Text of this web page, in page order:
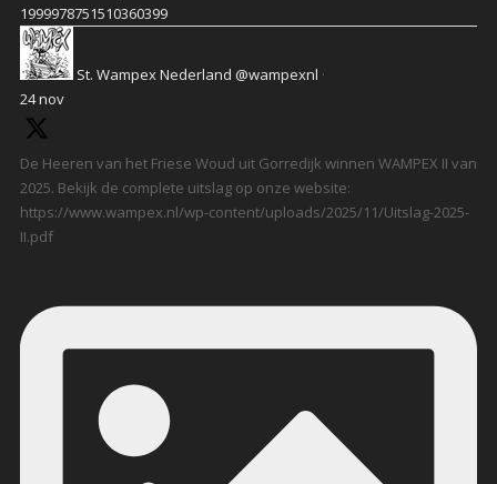
1999978751510360399
St. Wampex Nederland @wampexnl ·
24 nov
De Heeren van het Friese Woud uit Gorredijk winnen WAMPEX II van
2025. Bekijk de complete uitslag op onze website:
https://www.wampex.nl/wp-content/uploads/2025/11/Uitslag-2025-
II.pdf